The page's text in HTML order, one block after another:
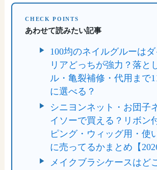
CHECK POINTS
あわせて読みたい記事
100均のネイルグルーは
リアどっちが強力？落と
ル・亀裂補修・代用まで
に選べる？
シニヨンネット・お団子
イソーで買える？リボン
ピング・ウィッグ用・使
に売ってるかまとめ【
メイクブラシケースはど